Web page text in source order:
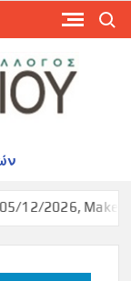
Makedonia Palace,